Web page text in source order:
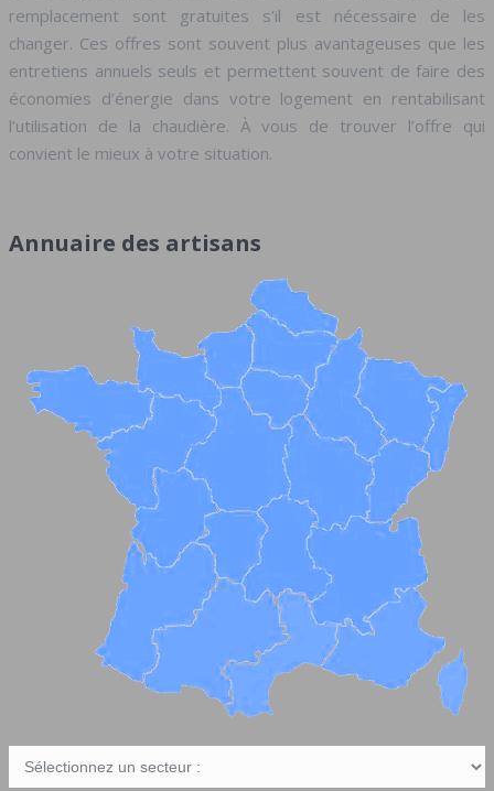
remplacement sont gratuites s’il est nécessaire de les
changer. Ces offres sont souvent plus avantageuses que les
entretiens annuels seuls et permettent souvent de faire des
économies d’énergie dans votre logement en rentabilisant
l’utilisation de la chaudière. À vous de trouver l’offre qui
convient le mieux à votre situation.
Annuaire des artisans